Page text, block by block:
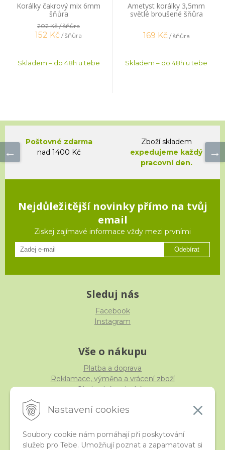
Nastavení cookies
Soubory cookie nám pomáhají při poskytování
služeb pro Tebe. Umožňují poznat a zapamatovat si
Korálky čakrový mix 6mm
šňůra
202 Kč/ šňůra
152 Kč / šňůra
Skladem – do 48h u tebe
Ametyst korálky 3,5mm
světlé broušené šňůra
169 Kč / šňůra
Skladem – do 48h u tebe
Poštovné zdarma
nad 1400 Kč
Zboží skladem
expedujeme každý
pracovní den.
Nejdůležitější novinky přímo na tvůj
email
Ziskej zajímavé informace vždy mezi prvními
Odebírat
Sleduj nás
Facebook
Instagram
Vše o nákupu
Platba a doprava
Reklamace, výměna a vrácení zboží
Obchodní podmínky